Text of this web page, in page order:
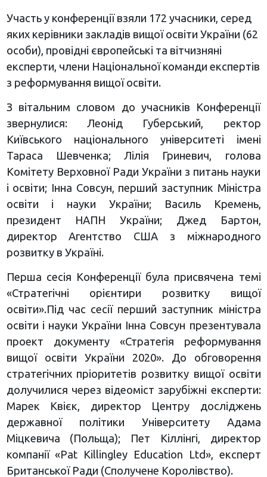
Участь у конференції взяли 172 учасники, серед
яких керівники закладів вищої освіти України (62
особи), провідні європейські та вітчизняні
експерти, члени Національної команди експертів
з реформування вищої освіти.
З вітальним словом до учасників Конференції
звернулися: Леонід Губерський, ректор
Київського національного університеті імені
Тараса Шевченка; Лілія Гриневич, голова
Комітету Верховної Ради України з питань науки
і освіти; Інна Совсун, перший заступник Міністра
освіти і науки України; Василь Кремень,
президент НАПН України; Джед Бартон,
директор Агентство США з міжнародного
розвитку в Україні.
Перша сесія Конференції була присвячена темі
«Стратегічні орієнтири розвитку вищої
освіти».Під час сесії перший заступник міністра
освіти і науки України Інна Совсун презентувала
проект документу «Стратегія реформування
вищої освіти України 2020». До обговорення
стратегічних пріоритетів розвитку вищої освіти
долучилися через відеоміст зарубіжні експерти:
Марек Квієк, директор Центру досліджень
державної політики Університету Адама
Міцкевича (Польща); Пет Кіллінгі, директор
компанії «Pat Killingley Education Ltd», експерт
Британської Ради (Сполучене Королівство).